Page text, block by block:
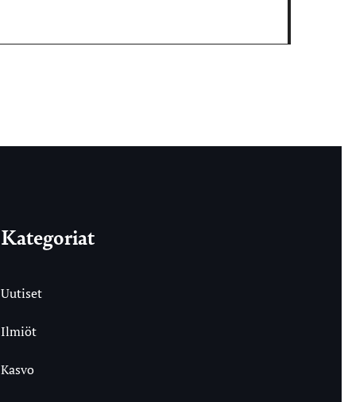
Kategoriat
Uutiset
Ilmiöt
Kasvo